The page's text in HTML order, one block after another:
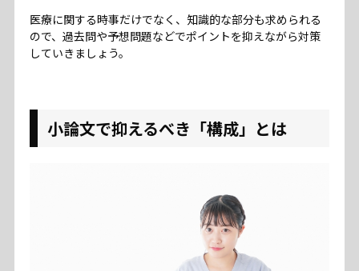
医療に関する時事だけでなく、知識的な部分も求められる
ので、過去問や予想問題などでポイントを抑えながら対策
していきましょう。
小論文で抑えるべき「構成」とは